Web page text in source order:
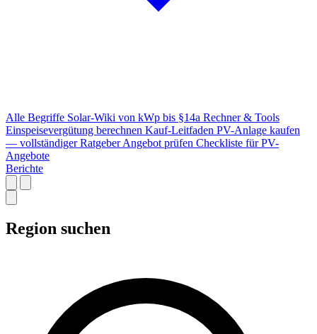
Alle Begriffe Solar-Wiki von kWp bis §14a Rechner & Tools
Einspeisevergütung berechnen Kauf-Leitfaden PV-Anlage kaufen
— vollständiger Ratgeber Angebot prüfen Checkliste für PV-
Angebote
Berichte
Region suchen